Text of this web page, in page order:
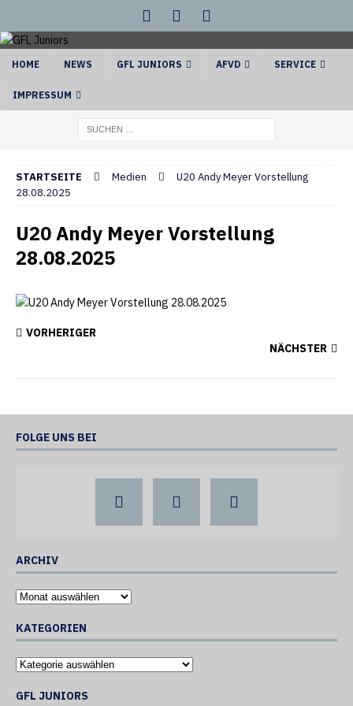
HOME NEWS GFL JUNIORS AFVD SERVICE
IMPRESSUM
STARTSEITE Medien
U20 Andy Meyer Vorstellung
28.08.2025
U20 Andy Meyer Vorstellung
28.08.2025
VORHERIGER
NÄCHSTER
FOLGE UNS BEI
ARCHIV
KATEGORIEN
GFL JUNIORS